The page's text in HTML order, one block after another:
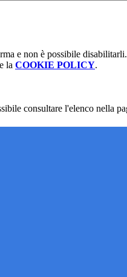
e non è possibile disabilitarli.
la COOKIE POLICY.
consultare l'elenco nella